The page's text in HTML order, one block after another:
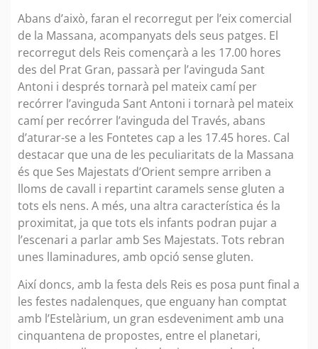
Abans d’això, faran el recorregut per l’eix comercial
de la Massana, acompanyats dels seus patges. El
recorregut dels Reis començarà a les 17.00 hores
des del Prat Gran, passarà per l’avinguda Sant
Antoni i després tornarà pel mateix camí per
recórrer l’avinguda Sant Antoni i tornarà pel mateix
camí per recórrer l’avinguda del Través, abans
d’aturar-se a les Fontetes cap a les 17.45 hores. Cal
destacar que una de les peculiaritats de la Massana
és que Ses Majestats d’Orient sempre arriben a
lloms de cavall i repartint caramels sense gluten a
tots els nens. A més, una altra característica és la
proximitat, ja que tots els infants podran pujar a
l’escenari a parlar amb Ses Majestats. Tots rebran
unes llaminadures, amb opció sense gluten.
Així doncs, amb la festa dels Reis es posa punt final a
les festes nadalenques, que enguany han comptat
amb l’Estelàrium, un gran esdeveniment amb una
cinquantena de propostes, entre el planetari,